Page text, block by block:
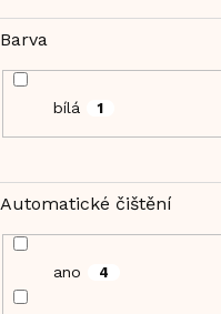
Barva
bílá 1
Automatické čištění
ano 4